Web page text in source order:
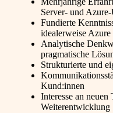
Server- und
Fundierte
idealerweise
Analytische
pragmatische
Strukturierte und
Kund:innen
Interesse an
Weiterentwicklung